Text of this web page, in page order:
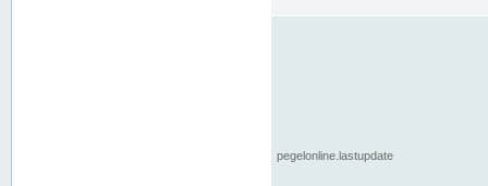
pegelonline.lastupdate